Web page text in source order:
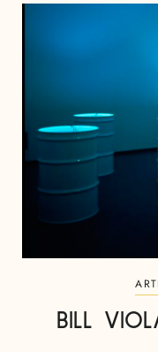
BILL